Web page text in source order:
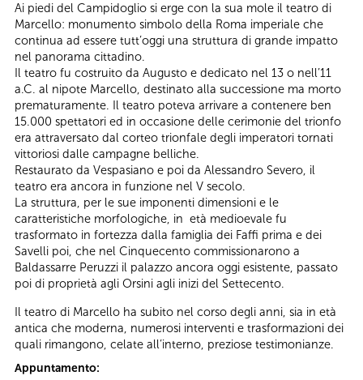
Ai piedi del Campidoglio si erge con la sua mole il teatro di
Marcello: monumento simbolo della Roma imperiale che
continua ad essere tutt’oggi una struttura di grande impatto
nel panorama cittadino.
Il teatro fu costruito da Augusto e dedicato nel 13 o nell’11
a.C. al nipote Marcello, destinato alla successione ma morto
prematuramente. Il teatro poteva arrivare a contenere ben
15.000 spettatori ed in occasione delle cerimonie del trionfo
era attraversato dal corteo trionfale degli imperatori tornati
vittoriosi dalle campagne belliche.
Restaurato da Vespasiano e poi da Alessandro Severo, il
teatro era ancora in funzione nel V secolo.
La struttura, per le sue imponenti dimensioni e le
caratteristiche morfologiche, in età medioevale fu
trasformato in fortezza dalla famiglia dei Faffi prima e dei
Savelli poi, che nel Cinquecento commissionarono a
Baldassarre Peruzzi il palazzo ancora oggi esistente, passato
poi di proprietà agli Orsini agli inizi del Settecento.
Il teatro di Marcello ha subito nel corso degli anni, sia in età
antica che moderna, numerosi interventi e trasformazioni dei
quali rimangono, celate all’interno, preziose testimonianze.
Appuntamento: